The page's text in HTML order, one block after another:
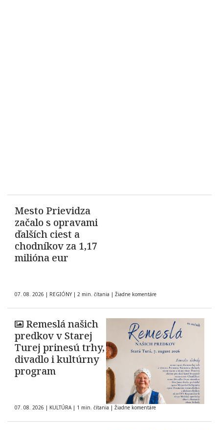
Mesto Prievidza
začalo s opravami
ďalších ciest a
chodníkov za 1,17
milióna eur
07. 08. 2026 | REGIÓNY | 2 min. čítania | Žiadne komentáre
Remeslá našich
predkov v Starej
Turej prinesú trhy,
divadlo i kultúrny
program
07. 08. 2026 | KULTÚRA | 1 min. čítania | Žiadne komentáre